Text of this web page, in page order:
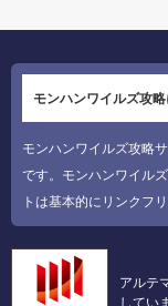
モンハンワイルズ攻
モンハンワイルズ攻略
です。モンハンワイル
トは基本的にリンクフリ
アルテ
してい